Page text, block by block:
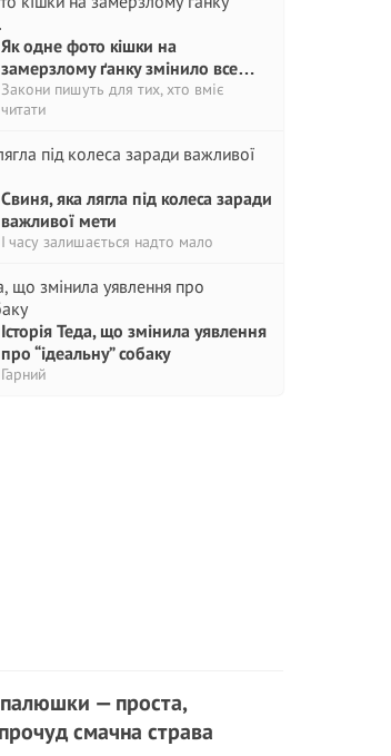
Як одне фото кішки на
замерзлому ґанку змінило все…
Закони пишуть для тих, хто вміє
читати
Свиня, яка лягла під колеса заради
важливої мети
І часу залишається надто мало
Історія Теда, що змінила уявлення
про “ідеальну” собаку
Гарний